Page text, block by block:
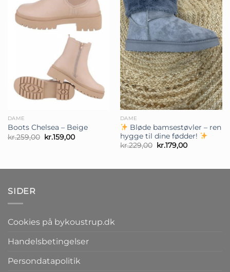
DAME
Boots Chelsea – Beige
kr.259,00 Den
oprindelige
kr.159,00Den
DAME
Bløde bamsestøvler – ren
hygge til dine fødder!
kr.229,00 Den
oprindelige
kr.229,00.
kr.179,00Den
kr.179,00.
SIDER
Cookies på bykoustrup.dk
Handelsbetingelser
Persondatapolitik